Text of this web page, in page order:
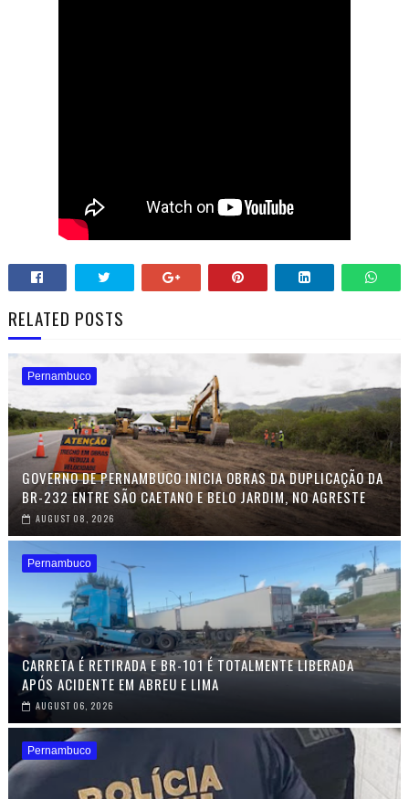
RELATED POSTS
Pernambuco
GOVERNO DE PERNAMBUCO INICIA OBRAS DA DUPLICAÇÃO DA
BR-232 ENTRE SÃO CAETANO E BELO JARDIM, NO AGRESTE
AUGUST 08, 2026
Pernambuco
CARRETA É RETIRADA E BR-101 É TOTALMENTE LIBERADA
APÓS ACIDENTE EM ABREU E LIMA
AUGUST 06, 2026
Pernambuco